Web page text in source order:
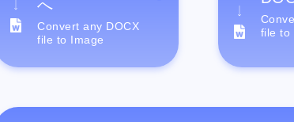
へ
Convert any DOCX
file to Image
file to